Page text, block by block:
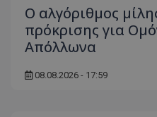
Ο αλγόριθμος
πρόκρισης για
Απόλλωνα
08.08.2026 - 17:59